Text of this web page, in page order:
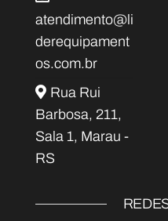
atendimento@li
derequipament
os.com.br
Rua Rui
Barbosa, 211,
Sala 1, Marau -
RS